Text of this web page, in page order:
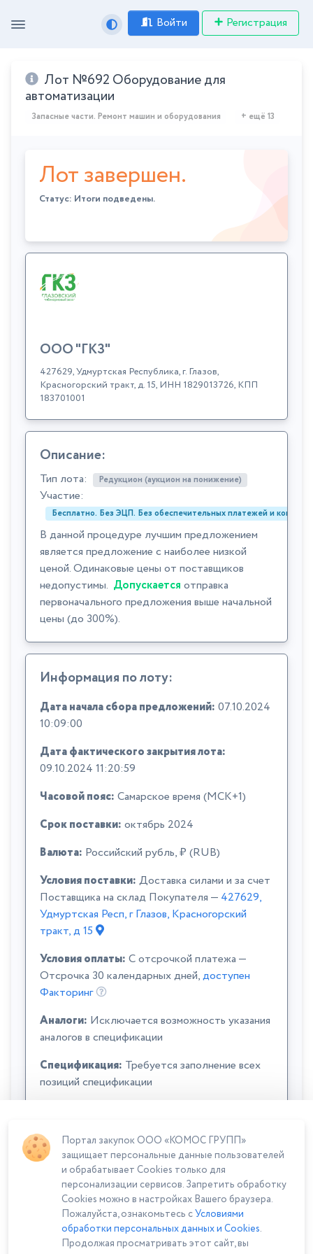
Войти Регистрация
Лот №692 Оборудование для
автоматизации
Запасные части. Ремонт машин и оборудования + ещё 13
Лот завершен.
Статус: Итоги подведены.
ООО "ГКЗ"
427629, Удмуртская Республика, г. Глазов,
Красногорский тракт, д. 15, ИНН 1829013726, КПП
183701001
Описание:
Тип лота: Редукцион (аукцион на понижение)
Участие:
Бесплатно. Без ЭЦП. Без обеспечительных платежей и
В данной процедуре лучшим предложением
является предложение с наиболее низкой
ценой. Одинаковые цены от поставщиков
недопустимы. Допускается отправка
первоначального предложения выше начальной
цены (до 300%).
Информация по лоту:
Дата начала сбора предложений: 07.10.2024
10:09:00
Дата фактического закрытия лота:
09.10.2024 11:20:59
Часовой пояс: Самарское время (МСК+1)
Срок поставки: октябрь 2024
Валюта: Российский рубль, ₽ (RUB)
Условия поставки: Доставка силами и за счет
Поставщика на склад Покупателя — 427629,
Удмуртская Респ, г Глазов, Красногорский
тракт, д 15
Условия оплаты: C отсрочкой платежа —
Отсрочка 30 календарных дней,доступен
Факторинг
Аналоги: Исключается возможность указания
аналогов в спецификации
Спецификация: Требуется заполнение всех
позиций спецификации
Сумма лота: 165 500,00 ₽
Портал закупок ООО «КОМОС ГРУПП»
защищает персональные данные пользователей
и обрабатывает Cookies только для
персонализации сервисов. Запретить обработку
Cookies можно в настройках Вашего браузера.
Пожалуйста, ознакомьтесь сУсловиями
обработки персональных данных и Cookies.
Продолжая просматривать этот сайт, вы